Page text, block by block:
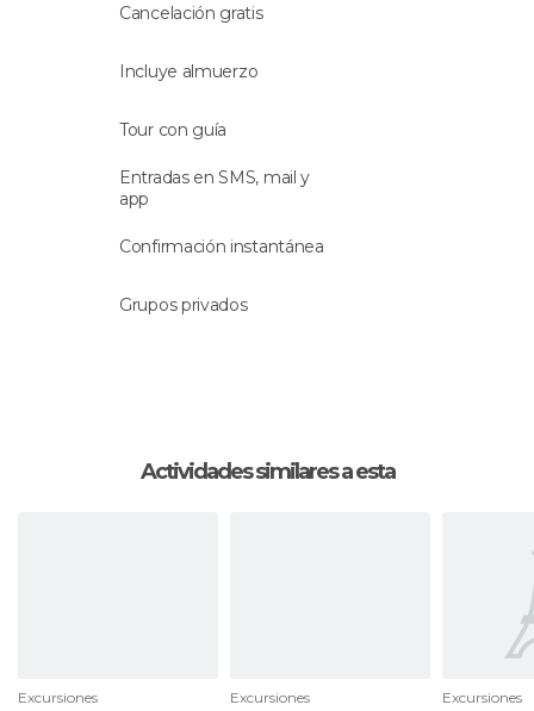
platos típicosantes de volver a la barca rumbo a
Cancelación gratis
Incluye almuerzo
Tour con guía
Entradas en SMS, mail y
app
Confirmación instantánea
Grupos privados
Actividades similares a esta
Excursiones
Excursiones
Excursiones